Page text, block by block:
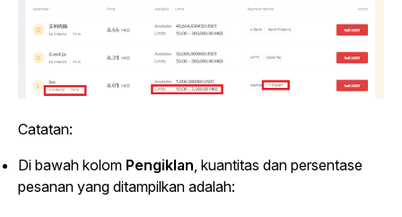
Catatan:
Di bawah kolom Pengiklan, kuantitas dan persentase
pesanan yang ditampilkan adalah: